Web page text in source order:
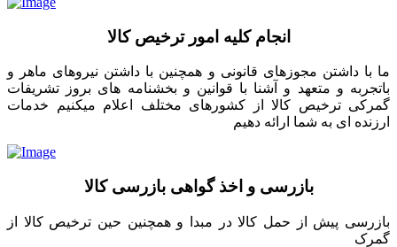
انجام کلیه امور ترخیص کالا
ما با داشتن مجوزهای قانونی و همچنین با داشتن نیروهای ماهر و
باتجربه و متعهد و آشنا با قوانین و بخشنامه های بروز تشریفات
گمرکی ترخیص کالا از کشورهای مختلف اعلام میکنیم خدمات
ارزنده ای به شما ارائه دهیم
بازرسی و اخذ گواهی بازرسی کالا
بازرسی پیش از حمل کالا در مبدا و همچنین حین ترخیص کالا از
گمرک